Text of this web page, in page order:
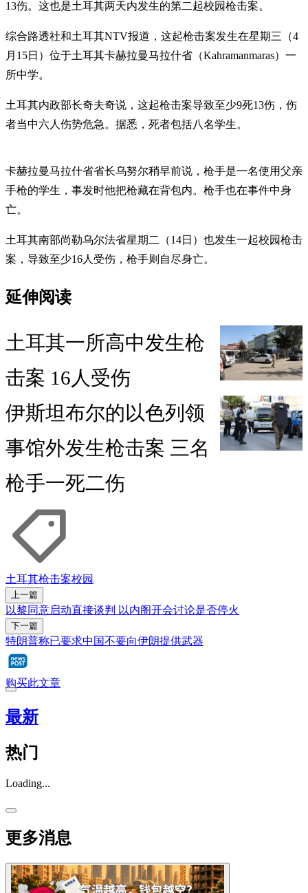
13伤。这也是土耳其两天内发生的第二起校园枪击案。
综合路透社和土耳其NTV报道，这起枪击案发生在星期三（4
月15日）位于土耳其卡赫拉曼马拉什省（Kahramanmaras）一
所中学。
土耳其内政部长奇夫奇说，这起枪击案导致至少9死13伤，伤
者当中六人伤势危急。据悉，死者包括八名学生。
卡赫拉曼马拉什省省长乌努尔稍早前说，枪手是一名使用父亲
手枪的学生，事发时他把枪藏在背包内。枪手也在事件中身
亡。
土耳其南部尚勒乌尔法省星期二（14日）也发生一起校园枪击
案，导致至少16人受伤，枪手则自尽身亡。
延伸阅读
土耳其一所高中发生枪
击案 16人受伤
伊斯坦布尔的以色列领
事馆外发生枪击案 三名
枪手一死二伤
土耳其枪击案校园
上一篇
以黎同意启动直接谈判 以内阁开会讨论是否停火
下一篇
特朗普称已要求中国不要向伊朗提供武器
购买此文章
最新
热门
Loading...
更多消息